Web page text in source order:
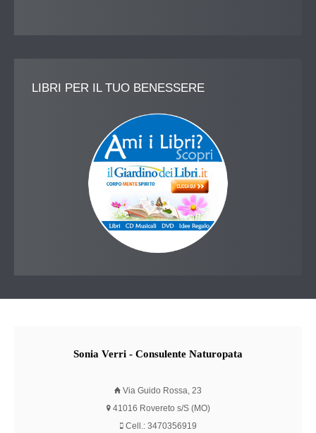
LIBRI PER IL TUO BENESSERE
Sonia Verri - Consulente Naturopata
Via Guido Rossa, 23
41016 Rovereto s/S (MO)
Cell.: 3470356919